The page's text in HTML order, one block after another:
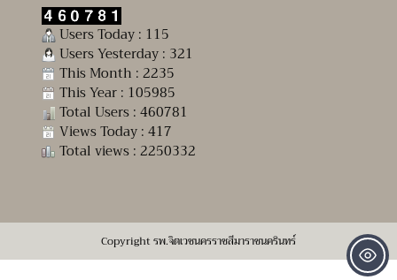
Users Today : 115
Users Yesterday : 321
This Month : 2235
This Year : 105985
Total Users : 460781
Views Today : 417
Total views : 2250332
Copyright รพ.จิตเวชนครราชสีมาราชนครินทร์